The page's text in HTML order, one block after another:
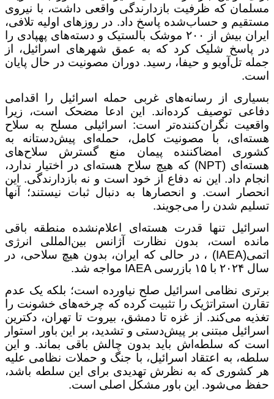
مسلمان که ظرفیت بازدارندگی واقعی داشت، با نیروی
مستقیم و حساب‌شده پاسخ داد. در روزهای اولیه تلافی،
ایران بیش از
۲۰۰ موشک بالستیک و دسته‌های پهپادی را
در پاسخ شلیک کرد که به عمق شهرهای اسرائیل، از
جمله تل‌آویو و حیفا، رسید. دوران مصونیت در حال پایان
است.
بسیاری از رسانه‌های غربی حمله اسرائیل را اقدامی
دفاعی توصیف کرده‌اند. این ادعا مضحک است، زیرا
واقعیت نگران‌کننده‌تر است: اسرائیلی مسلح به سلاح
هسته‌ای، با مصونیت کامل، حمله‌ای پیش‌دستانه به
کشوری امضاکننده پیمان منع گسترش سلاح‌های
هسته‌ای (NPT)که هیچ سلاح هسته‌ای در اختیار ندارد،
انجام داد. این نه دفاع از خود است و نه بازدارندگی. این
انحصار است. و انحصارها به دنبال ثبات نیستند؛ آنها
تسلیم شدن را می‌جویند.
اسرائیل تنها قدرت هسته‌ای اعلام‌نشده منطقه باقی
مانده است، بدون نظارت آژانس بین‌المللی انرژی
اتمی(IAEA) ، در حالی که ایران، بدون هیچ سلاحی، در
سال ۲۰۲۴ با ۱۵ بازرسی IAEA مواجه شد.
برتری نظامی اسرائیل صلح نیاورده است؛ بلکه یک عدم
تقارن استراتژیک را تثبیت کرده که چرخه‌های خشونت را
تغذیه می‌کند. از غزه تا دمشق، بیروت تا تهران، دکترین
اسرائیل مبتنی بر پیش‌دستی و تشدید، بر این باور استوار
است که سلطه‌اش باید بدون چالش باقی بماند. و این
سلطه، به اعتقاد اسرائیل، با جنگ و حملات نظامی علیه
هر کشوری که به نظرش تهدیدی برای این سلطه باشد،
حفظ می‌شود. این باور مشکل اصلی است.